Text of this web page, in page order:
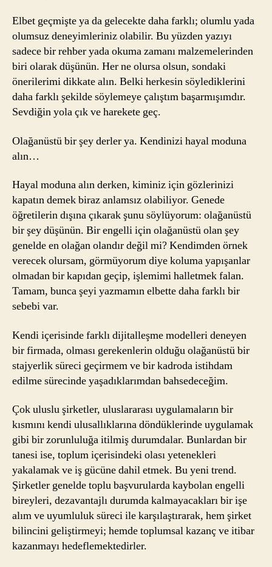
Elbet geçmişte ya da gelecekte daha farklı; olumlu yada
olumsuz deneyimleriniz olabilir. Bu yüzden yazıyı
sadece bir rehber yada okuma zamanı malzemelerinden
biri olarak düşünün. Her ne olursa olsun, sondaki
önerilerimi dikkate alın. Belki herkesin söylediklerini
daha farklı şekilde söylemeye çalıştım başarmışımdır.
Sevdiğin yola çık ve harekete geç.
Olağanüstü bir şey derler ya. Kendinizi hayal moduna
alın…
Hayal moduna alın derken, kiminiz için gözlerinizi
kapatın demek biraz anlamsız olabiliyor. Genede
öğretilerin dışına çıkarak şunu söylüyorum: olağanüstü
bir şey düşünün. Bir engelli için olağanüstü olan şey
genelde en olağan olandır değil mi? Kendimden örnek
verecek olursam, görmüyorum diye koluma yapışanlar
olmadan bir kapıdan geçip, işlemimi halletmek falan.
Tamam, bunca şeyi yazmamın elbette daha farklı bir
sebebi var.
Kendi içerisinde farklı dijitalleşme modelleri deneyen
bir firmada, olması gerekenlerin olduğu olağanüstü bir
stajyerlik süreci geçirmem ve bir kadroda istihdam
edilme sürecinde yaşadıklarımdan bahsedeceğim.
Çok uluslu şirketler, uluslararası uygulamaların bir
kısmını kendi ulusallıklarına döndüklerinde uygulamak
gibi bir zorunluluğa itilmiş durumdalar. Bunlardan bir
tanesi ise, toplum içerisindeki olası yetenekleri
yakalamak ve iş gücüne dahil etmek. Bu yeni trend.
Şirketler genelde toplu başvurularda kaybolan engelli
bireyleri, dezavantajlı durumda kalmayacakları bir işe
alım ve uyumluluk süreci ile karşılaştırarak, hem şirket
bilincini geliştirmeyi; hemde toplumsal kazanç ve itibar
kazanmayı hedeflemektedirler.